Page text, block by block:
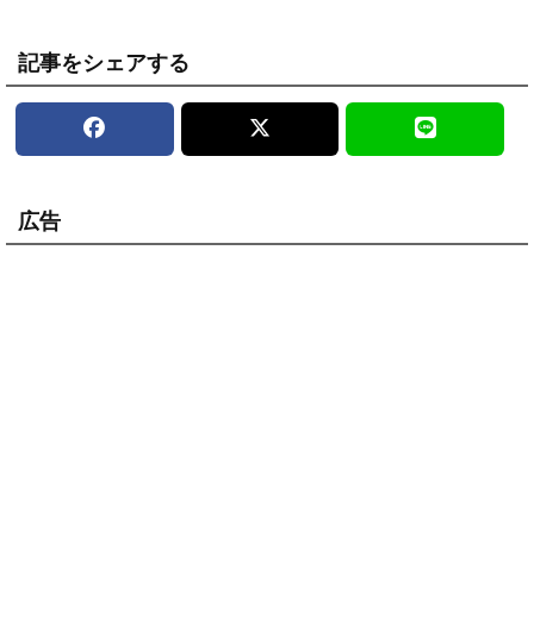
記事をシェアする
広告